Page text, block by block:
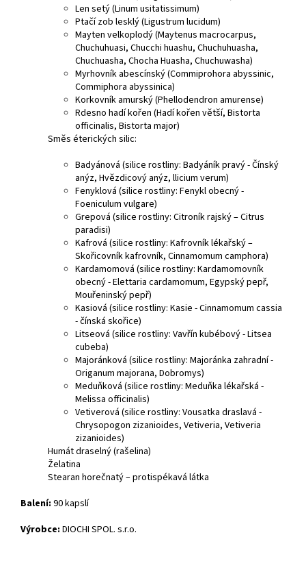
Len setý (Linum usitatissimum)
Ptačí zob lesklý (Ligustrum lucidum)
Mayten velkoplodý (Maytenus macrocarpus,
Chuchuhuasi, Chucchi huashu, Chuchuhuasha,
Chuchuasha, Chocha Huasha, Chuchuwasha)
Myrhovník abescínský (Commiprohora abyssinic,
Commiphora abyssinica)
Korkovník amurský (Phellodendron amurense)
Rdesno hadí kořen (Hadí kořen větší, Bistorta
officinalis, Bistorta major)
Směs éterických silic:
Badyánová (silice rostliny: Badyáník pravý - Čínský
anýz, Hvězdicový anýz, llicium verum)
Fenyklová (silice rostliny: Fenykl obecný -
Foeniculum vulgare)
Grepová (silice rostliny: Citroník rajský – Citrus
paradisi)
Kafrová (silice rostliny: Kafrovník lékařský –
Skořicovník kafrovník, Cinnamomum camphora)
Kardamomová (silice rostliny: Kardamomovník
obecný - Elettaria cardamomum, Egypský pepř,
Mouřeninský pepř)
Kasiová (silice rostliny: Kasie - Cinnamomum cassia
- čínská skořice)
Litseová (silice rostliny: Vavřín kubébový - Litsea
cubeba)
Majoránková (silice rostliny: Majoránka zahradní -
Origanum majorana, Dobromys)
Meduňková (silice rostliny: Meduňka lékařská -
Melissa officinalis)
Vetiverová (silice rostliny: Vousatka draslavá -
Chrysopogon zizanioides, Vetiveria, Vetiveria
zizanioides)
Humát draselný (rašelina)
Želatina
Stearan horečnatý – protispékavá látka
Balení: 90 kapslí
Výrobce: DIOCHI SPOL. s.r.o.